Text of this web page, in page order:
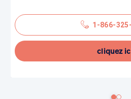
1-866-
cliquez